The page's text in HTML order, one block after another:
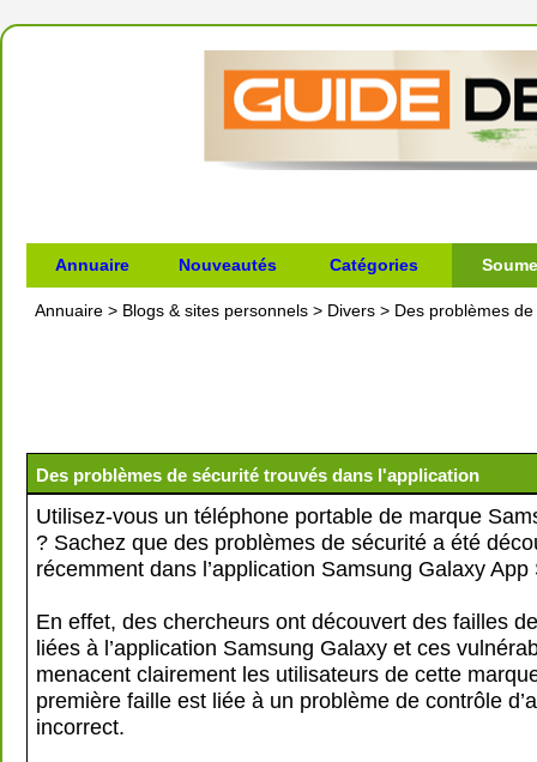
Annuaire Nouveautés Catégories
Annuaire > Blogs & sites personnels > Divers > Des problèmes
Des problèmes de sécurité trouvés dans l'application
Utilisez-vous un téléphone portable de marque
? Sachez que des problèmes de sécurité a été
récemment dans l’application Samsung Galaxy App
En effet, des chercheurs ont découvert des failles
liées à l’application Samsung Galaxy et ces
menacent clairement les utilisateurs de cette
première faille est liée à un problème de contrôle
incorrect.